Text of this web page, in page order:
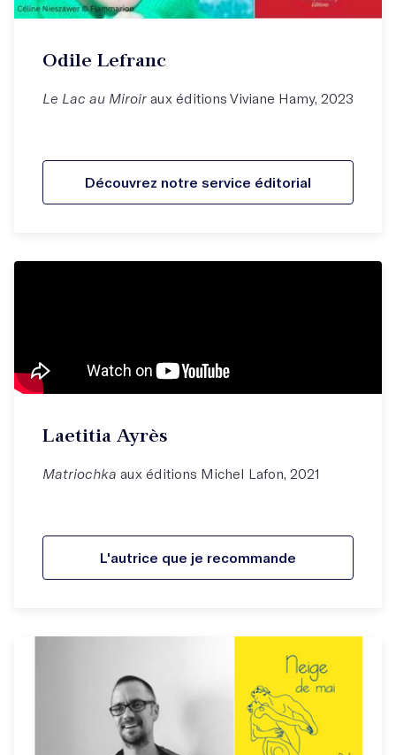
Odile Lefranc
Le Lac au Miroir aux éditions Viviane Hamy, 2023
Découvrez notre service éditorial
Laetitia Ayrès
Matriochka aux éditions Michel Lafon, 2021
L'autrice que je recommande